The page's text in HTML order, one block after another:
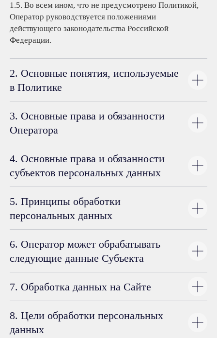
1.5. Во всем ином, что не предусмотрено Политикой,
Оператор руководствуется положениями
действующего законодательства Российской
Федерации.
2. Основные понятия, используемые
в Политике
3. Основные права и обязанности
Оператора
4. Основные права и обязанности
субъектов персональных данных
5. Принципы обработки
персональных данных
6. Оператор может обрабатывать
следующие данные Субъекта
7. Обработка данных на Сайте
8. Цели обработки персональных
данных